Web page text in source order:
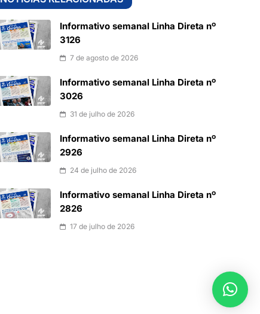
Informativo semanal Linha Direta nº
3126
7 de agosto de 2026
Informativo semanal Linha Direta nº
3026
31 de julho de 2026
Informativo semanal Linha Direta nº
2926
24 de julho de 2026
Informativo semanal Linha Direta nº
2826
17 de julho de 2026